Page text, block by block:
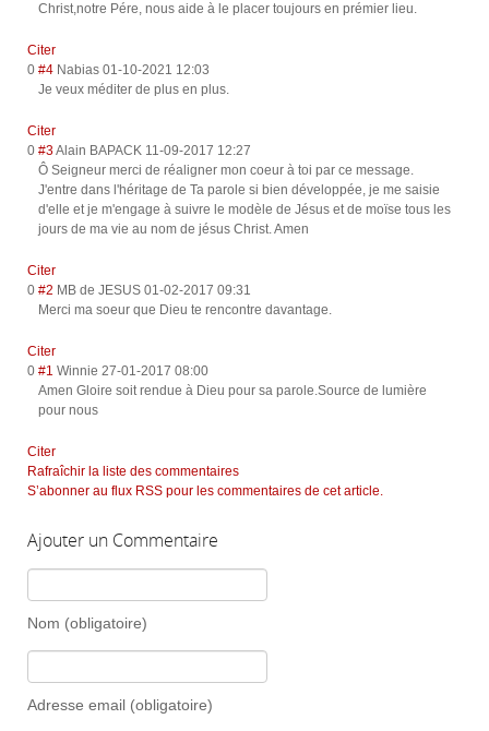
Christ,notre Pére, nous aide à le placer toujours en prémier lieu.
Citer
0 #4 Nabias 01-10-2021 12:03
Je veux méditer de plus en plus.
Citer
0 #3Alain BAPACK 11-09-2017 12:27
Ô Seigneur merci de réaligner mon coeur à toi par ce message.
J'entre dans l'héritage de Ta parole si bien développée, je me saisie
d'elle et je m'engage à suivre le modèle de Jésus et de moïse tous les
jours de ma vie au nom de jésus Christ. Amen
Citer
0 #2 MB de JESUS 01-02-2017 09:31
Merci ma soeur que Dieu te rencontre davantage.
Citer
0 #1 Winnie 27-01-2017 08:00
Amen Gloire soit rendue à Dieu pour sa parole.Source de lumière
pour nous
Citer
Rafraîchir la liste des commentaires
S’abonner au flux RSS pour les commentaires de cet article.
Ajouter un Commentaire
Nom (obligatoire)
Adresse email (obligatoire)